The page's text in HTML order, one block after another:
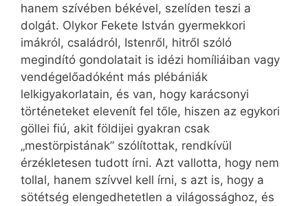
hanem szívében békével, szelíden teszi a
dolgát. Olykor Fekete István gyermekkori
imákról, családról, Istenről, hitről szóló
megindító gondolatait is idézi homíliáiban vagy
vendégelőadóként más plébániák
lelkigyakorlatain, és van, hogy karácsonyi
történeteket elevenít fel tőle, hiszen az egykori
göllei fiú, akit földijei gyakran csak
„mestörpistának” szólítottak, rendkívül
érzékletesen tudott írni. Azt vallotta, hogy nem
tollal, hanem szívvel kell írni, s azt is, hogy a
sötétség elengedhetetlen a világossághoz, és